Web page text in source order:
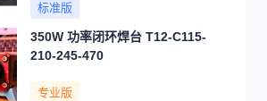
标准版
350W 功率闭环焊台 T12-C115-
210-245-470
专业版